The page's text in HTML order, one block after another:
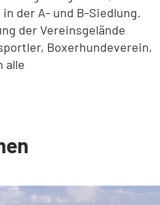
der A- und B-Siedlung.
der Vereinsgelände
Boxerhundeverein,
alle